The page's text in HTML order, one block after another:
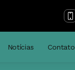
Notícias Contato